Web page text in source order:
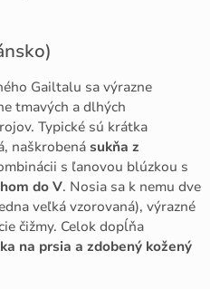
Gailtalu sa výrazne
tmavých a dlhých
Typické sú krátka
naškrobená sukňa z
s ľanovou blúzkou s
do V. Nosia sa k nemu dve
veľká vzorovaná), výrazné
čižmy. Celok dopĺňa
na prsia a zdobený kožený